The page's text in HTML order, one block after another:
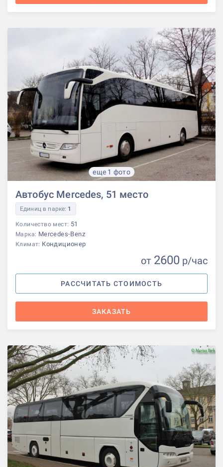
еще 1 фото
Автобус Mercedes, 51 место
Единиц в парке: 1
Количество мест: 51
Марка: Mercedes-Benz
Климат: Кондиционер
от 2600 р/час
РАССЧИТАТЬ СТОИМОСТЬ
ЗАКАЗАТЬ